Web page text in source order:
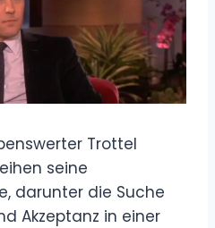
Trottel
seine
darunter die Suche
Akzeptanz in einer